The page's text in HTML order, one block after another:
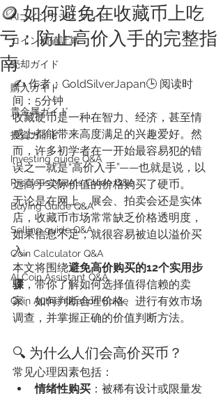
AIコインアシスタント
​コイン価値計算
売却ガイド
購入ガイド
貴金属ガイド
投資ガイド
Investing guide Q&A
Precious Metals Guide Q&A
Buying Guide Q&A
Selling guide Q&A
Coin Calculator Q&A
AI Coin Assistant Q&A
Coin Authentication Guide
🪙 如何避免在收藏币上吃
亏：防止高价入手的完整指
南
✍️ 作者：GoldSilverJapan🕒 阅读时
间：5分钟
收藏硬币是一种在智力、经济，甚至情
感上都能带来高度满足的兴趣爱好。然
而，许多初学者在一开始最容易犯的错
误之一就是“高价入手”——也就是说，以
远高于实际价值的价格购买了硬币。
无论是在网上、展会、拍卖会还是实体
店，收藏币市场常常缺乏价格透明度，
如果信息不足，就很容易被迫以溢价买
入。
本文将围绕避免高价购买的12个实用步
骤，带你了解如何选择值得信赖的卖
家、如何判断合理价格、进行有效市场
调查，并掌握正确的价值判断方法。
🔍 为什么人们会高价买币？
常见心理因素包括：
情绪性购买 ：被稀有设计或限量发